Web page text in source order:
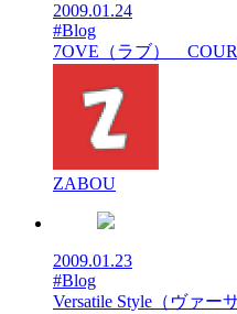
2009.01.24
#Blog
7OVE（ラブ）
ZABOU
2009.01.23
#Blog
Versatile Style（ヴァ